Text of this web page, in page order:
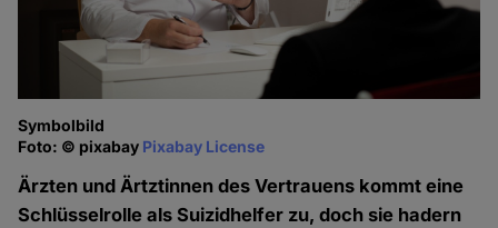
Symbolbild
Foto: © pixabay Pixabay License
Ärzten und Ärtztinnen des Vertrauens kommt eine
Schlüsselrolle als Suizidhelfer zu, doch sie hadern